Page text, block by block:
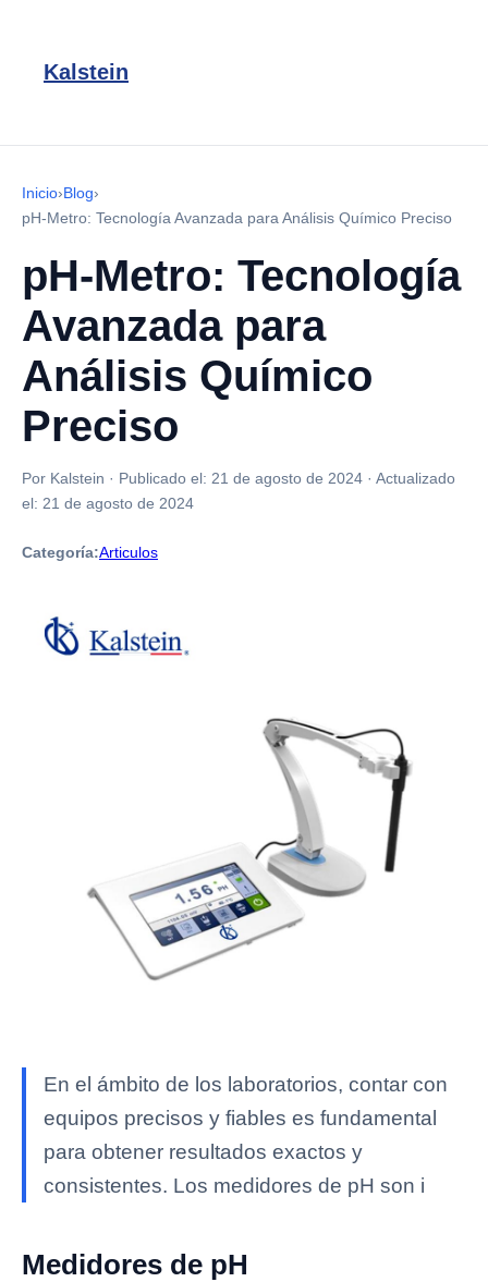
Kalstein
Inicio›Blog›
pH-Metro: Tecnología Avanzada para Análisis Químico Preciso
pH-Metro: Tecnología
Avanzada para
Análisis Químico
Preciso
Por Kalstein · Publicado el: 21 de agosto de 2024 · Actualizado
el: 21 de agosto de 2024
Categoría:Articulos
En el ámbito de los laboratorios, contar con
equipos precisos y fiables es fundamental
para obtener resultados exactos y
consistentes. Los medidores de pH son i
Medidores de pH